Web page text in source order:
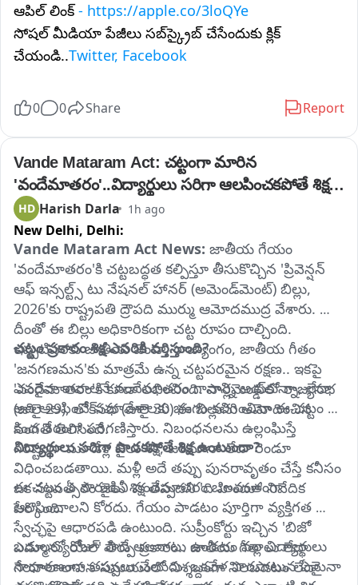
ఆపిల్ లింక్- https://apple.co/3loQYe
సోషల్ మీడియా పేజీలు సబ్‌స్క్రైబ్ చేసేందుకు క్లిక్
చేయండి..Twitter, Facebook
0 0 Share Report
Vande Mataram Act: చట్టంగా మారిన
'వందేమాతరం'..విద్యార్థులు సరిగా ఆలపించకపోతే శిక్ష
పడుతుందా?
HD Harish Darla 1h ago
New Delhi, Delhi:
Vande Mataram Act News: జాతీయ గేయం
'వందేమాతరం'కి చట్టబద్ధత కల్పిస్తూ తీసుకొచ్చిన 'ప్రివెన్షన్
ఆఫ్ ఇన్సల్ట్స్ టు నేషనల్ హానర్ (అమెండ్‌మెంట్) బిల్లు,
2026'కు రాష్ట్రపతి ద్రౌపది ముర్ము ఆమోదముద్ర వేశారు.
దీంతో ఈ బిల్లు అధికారికంగా చట్ట రూపం దాల్చింది.
ఇప్పటివరకు జాతీయ జెండా, రాజ్యాంగం, జాతీయ గీతం
'జనగణమన'కు మాత్రమే ఉన్న చట్టపరమైన రక్షణ.. ఇకపై
'వందేమాతరం'కి కూడా లభించింది. పార్లమెంట్‌లో రాజ్యసభ
(జులై 29), లోక్‌సభ (జులై 30) ఈ బిల్లును ఆమోదించిన
సంగతి తెలిసిందే.
చట్టం ప్రకారం శిక్ష ఎవరికి వర్తిస్తుంది?
ఎవరైనా కావాలనే వందేమాతరం గానాన్ని అడ్డుకున్నా, లేదా
అది ఆలపించే సమావేశాలకు భంగం కలిగించినా ఈ చట్టం
కింద నేరంగా పరిగణిస్తారు. నిబంధనలను ఉల్లంఘిస్తే
గరిష్టంగా మూడేళ్ల జైలు శిక్ష, జరిమానా లేదా రెండూ
విధించబడతాయి. మళ్లీ అదే తప్పు పునరావృతం చేస్తే కనీసం
ఒక సంవత్సరం జైలు శిక్ష తప్పదని 'ది హిందూ' నివేదిక
పేర్కొంది.
విద్యార్థులు సరిగా పాడకపోతే శిక్ష ఉంటుందా?
ఈ చట్టం ఏ పౌరుడినీ వందేమాతరం బలవంతంగా
ఆలపించాలని కోరదు. గేయం పాడటం పూర్తిగా వ్యక్తిగత
స్వేచ్ఛపై ఆధారపడి ఉంటుంది. సుప్రీంకోర్టు ఇచ్చిన 'బిజో
ఎమ్మాన్యుయేల్' తీర్పు ప్రకారం.. జాతీయ గీతాలు లేదా
గేయాలాలాపన సమయంలో నిశ్శబ్దంగా నిలబడటం లేదా
బడులలో రోజూ పాడే అలవాటు ఉండటం వల్ల విద్యార్థులు
సాధారణంగా తప్పులు చేయరు. ఒకవేళ పొరపాటున ఏమైనా